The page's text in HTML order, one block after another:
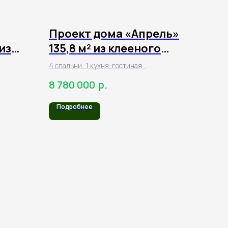
Проект дома «Апрель»
135,8 м² из клееного
бруса
4 спальни, 1 кухня-гостиная,
балкон
8 780 000 р.
Подробнее